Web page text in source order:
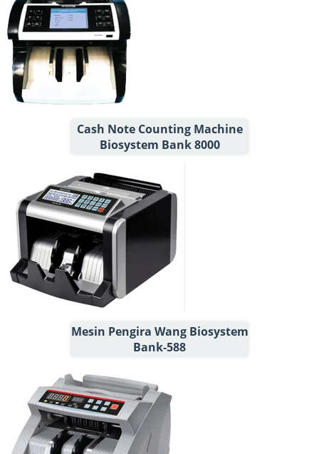
Cash Note Counting Machine
Biosystem Bank 8000
Mesin Pengira Wang Biosystem
Bank-588